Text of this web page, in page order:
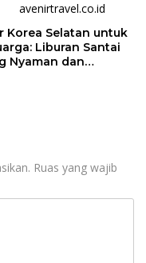
Korea Selatan untuk
Liburan Santai
Nyaman dan
Ruas yang wajib